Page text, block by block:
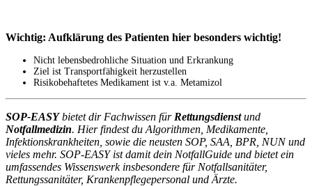
Wichtig: Aufklärung des Patienten hier besonders wichtig!
Nicht lebensbedrohliche Situation und Erkrankung
Ziel ist Transportfähigkeit herzustellen
Risikobehaftetes Medikament ist v.a. Metamizol
SOP-EASYbietet dir Fachwissen für Rettungsdienstund
Notfallmedizin. Hier findest du Algorithmen, Medikamente,
Infektionskrankheiten, sowie die neusten SOP, SAA, BPR, NUN und
vieles mehr. SOP-EASY ist damit dein NotfallGuide und bietet ein
umfassendes Wissenswerk insbesondere für Notfallsanitäter,
Rettungssanitäter, Krankenpflegepersonal und Ärzte.